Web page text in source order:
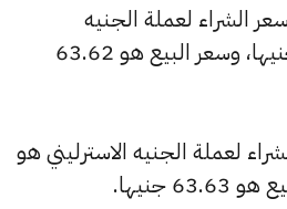
الشراء لعملة الجنيه
الاسترليني هو 63.22 جنيها، وسعر البيع هو 63.62
لعملة الجنيه الاسترليني هو